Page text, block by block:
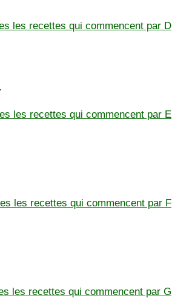
les recettes qui commencent par D
les recettes qui commencent par E
les recettes qui commencent par F
les recettes qui commencent par G